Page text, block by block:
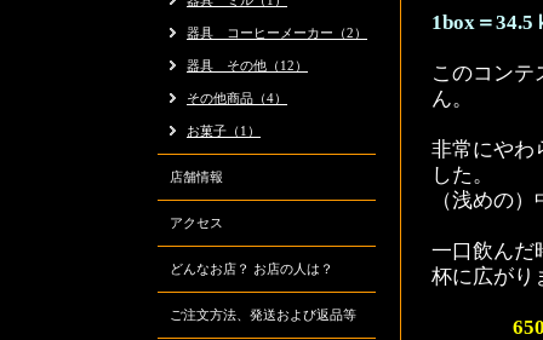
1box＝34.5
このコンテ
ん。
非常にやわ
した。
（浅めの
一口飲んだ
杯に広がり
650
器具 コーヒーメーカー（2）
器具 その他（12）
その他商品（4）
お菓子（1）
店舗情報
アクセス
どんなお店？ お店の人は？
ご注文方法、発送および返品等